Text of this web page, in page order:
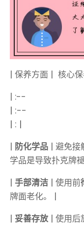
| 保养方面 | ️ 核心
| :--
| :--
| : |
| 防化学品 | 避免接
学品是导致扑克牌
| 手部清洁 | 使用前
牌面老化。 |
| 妥善存放 | 使用后